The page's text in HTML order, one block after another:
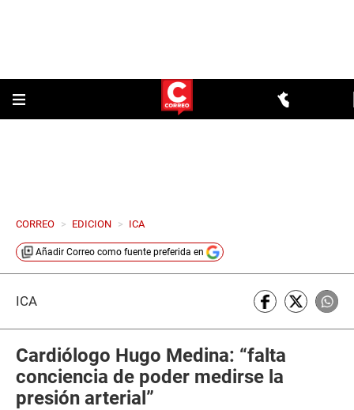
CORREO > EDICION > ICA
Añadir Correo como fuente preferida en
ICA
Cardiólogo Hugo Medina: “falta
conciencia de poder medirse la
presión arterial”